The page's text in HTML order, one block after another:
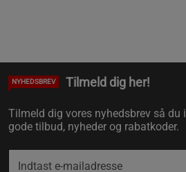
NYHEDSBREV Tilmeld dig her!
Tilmeld dig vores nyhedsbrev så du
gode tilbud, nyheder og rabatkoder.